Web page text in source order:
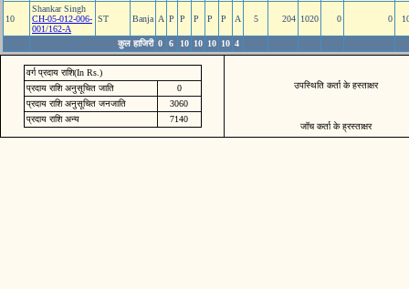
10
Shankar Singh
CH-05-012-006-
001/162-A
ST Banja A P P P P P A 5 204 1020 0 0
कुल हाजिरी 0 6 10 10 10 10 4
वर्ग प्रदाय राशि(In Rs.)
प्रदाय राशि अनुसूचित जाति
0
प्रदाय राशि अनुसूचित जनजाति
3060
प्रदाय राशि अन्य
7140
उपस्थिति कर्ता के हस्ताक्षर
जॉच कर्ता के ह्रस्ताक्षर